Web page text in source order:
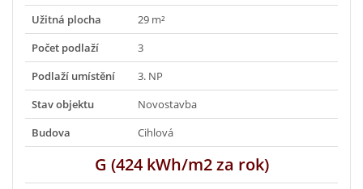
Užitná plocha
29 m²
Počet podlaží
3
Podlaží umístění
3. NP
Stav objektu
Novostavba
Budova
Cihlová
G (424 kWh/m2 za rok)